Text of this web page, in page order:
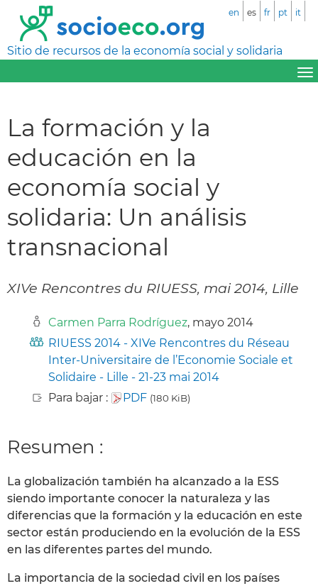
Sitio de recursos de la economía social y solidaria
en es fr pt it
La formación y la
educación en la
economía social y
solidaria: Un análisis
transnacional
XIVe Rencontres du RIUESS, mai 2014, Lille
Carmen Parra Rodríguez, mayo 2014
RIUESS 2014 - XIVe Rencontres du Réseau
Inter-Universitaire de l’Economie Sociale et
Solidaire - Lille - 21-23 mai 2014
Para bajar :
PDF (180 KiB)
Resumen :
La globalización también ha alcanzado a la ESS
siendo importante conocer la naturaleza y las
diferencias que la formación y la educación en este
sector están produciendo en la evolución de la ESS
en las diferentes partes del mundo.
La importancia de la sociedad civil en los países